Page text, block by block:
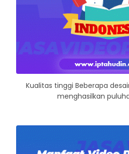
Kualitas tinggi Beberapa
menghasilkan